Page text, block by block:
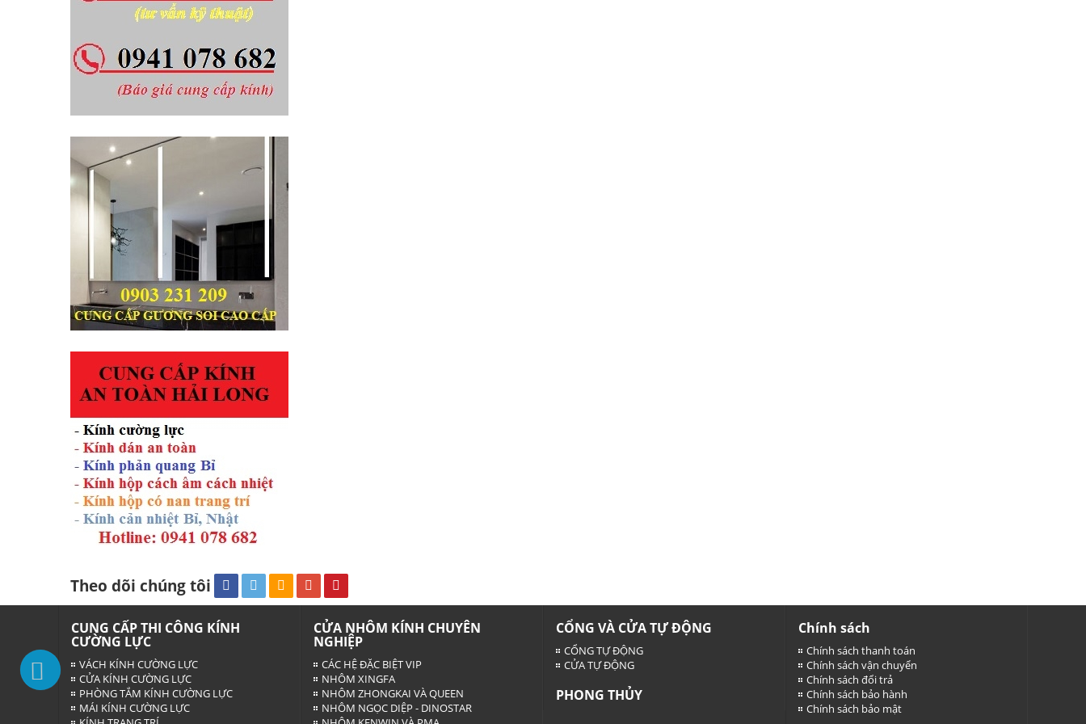
Theo dõi chúng tôi
CUNG CẤP THI CÔNG KÍNH
CƯỜNG LỰC
VÁCH KÍNH CƯỜNG LỰC
CỬA KÍNH CƯỜNG LỰC
PHÒNG TẮM KÍNH CƯỜNG LỰC
MÁI KÍNH CƯỜNG LỰC
CỬA NHÔM KÍNH CHUYÊN
NGHIỆP
CÁC HỆ ĐẶC BIỆT VIP
NHÔM XINGFA
NHÔM ZHONGKAI VÀ QUEEN
NHÔM NGỌC DIỆP - DINOSTAR
CỔNG VÀ CỬA TỰ ĐỘNG
CỔNG TỰ ĐỘNG
CỬA TỰ ĐỘNG
PHONG THỦY
Chính sách
Chính sách thanh toán
Chính sách vận chuyển
Chính sách đổi trả
Chính sách bảo hành
Chính sách bảo mật